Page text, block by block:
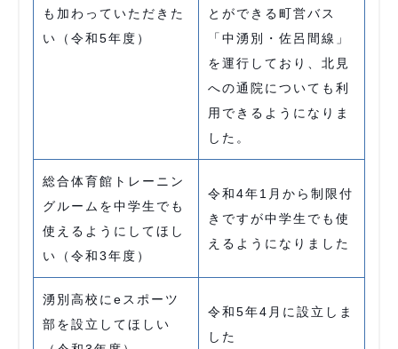
も加わっていただきた
い（令和5年度）
とができる町営バス
「中湧別・佐呂間線」
を運行しており、北見
への通院についても利
用できるようになりま
した。
総合体育館トレーニン
グルームを中学生でも
使えるようにしてほし
い（令和3年度）
令和4年1月から制限付
きですが中学生でも使
えるようになりました
湧別高校にeスポーツ
部を設立してほしい
令和5年4月に設立しま
した